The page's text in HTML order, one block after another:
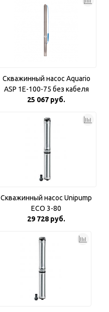
Скважинный насос Aquario
ASP 1E-100-75 без кабеля
25 067 руб.
Скважинный насос Unipump
ECO 3-80
29 728 руб.